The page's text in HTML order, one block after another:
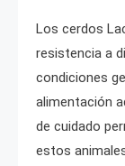
Los cerdos
resistencia a
condiciones
alimentación
de cuidado
estos